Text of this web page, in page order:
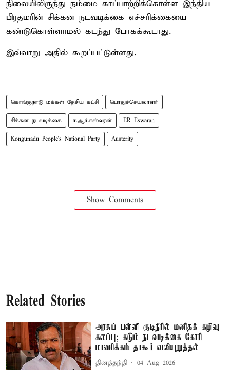
நிலையிலிருந்து நம்மை காப்பாற்றிக்கொள்ள இந்திய
பிரதமரின் சிக்கன நடவடிக்கை எச்சரிக்கையை
கண்டுகொள்ளாமல் கடந்து போகக்கூடாது.
இவ்வாறு அதில் கூறப்பட்டுள்ளது.
கொங்குநாடு மக்கள் தேசிய கட்சி பொதுச்செயலாளர்
சிக்கன நடவடிக்கை ஈ.ஆர்.ஈஸ்வரன் ER Eswaran
Kongunadu People's National Party Austerity
Show Comments
Related Stories
அரசுப் பள்ளி குடிநீரில் மனிதக் கழிவு
கலப்பு; கடும் நடவடிக்கை கோரி
மாணிக்கம் தாகூர் வலியுறுத்தல்
தினத்தந்தி 04 Aug 2026